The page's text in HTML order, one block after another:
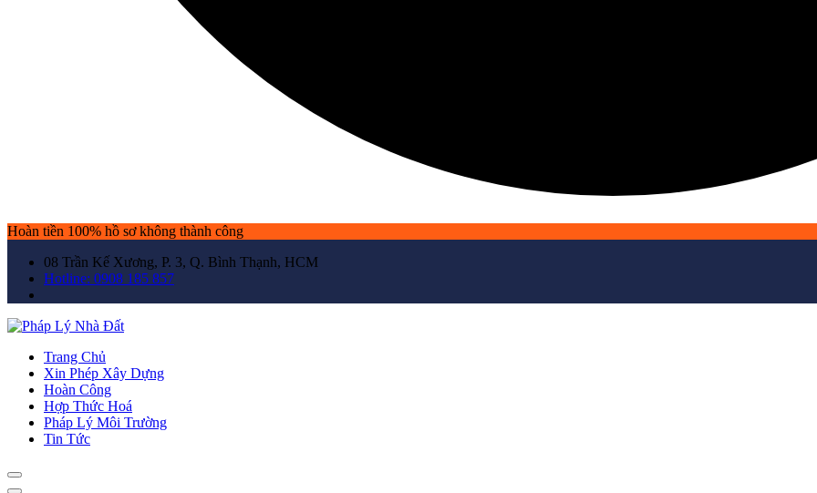
Hoàn tiền 100% hồ sơ không thành công
08 Trần Kế Xương, P. 3, Q. Bình Thạnh, HCM
Hotline: 0908 185 857
Trang Chủ
Xin Phép Xây Dựng
Hoàn Công
Hợp Thức Hoá
Pháp Lý Môi Trường
Tin Tức